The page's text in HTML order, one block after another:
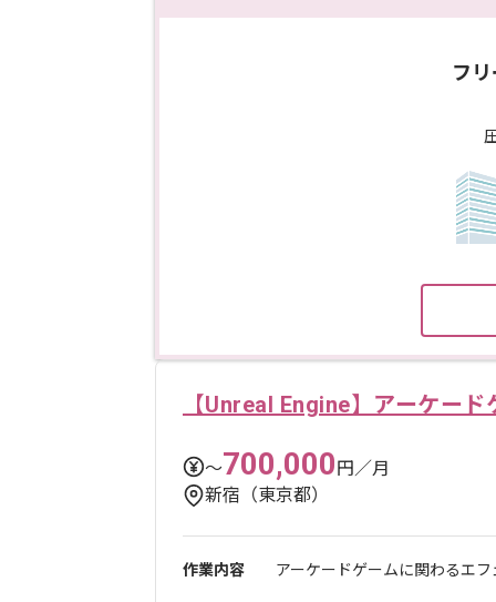
フ
【Unreal Engine】アーケー
〜700,000円／月
新宿（東京都）
作業内容 アーケードゲームに関わるエ